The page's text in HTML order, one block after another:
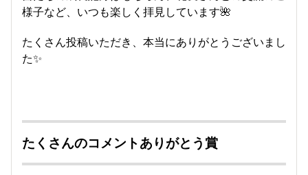
様子など、いつも楽しく拝見しています🌺
たくさん投稿いただき、本当にありがとうございまし
た✨
たくさんのコメントありがとう賞